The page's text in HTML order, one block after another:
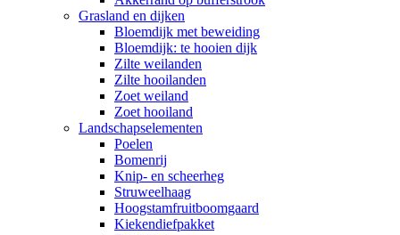
Grasland en dijken
Bloemdijk met beweiding
Bloemdijk: te hooien dijk
Zilte weilanden
Zilte hooilanden
Zoet weiland
Zoet hooiland
Landschapselementen
Poelen
Bomenrij
Knip- en scheerheg
Struweelhaag
Hoogstamfruitboomgaard
Kiekendiefpakket